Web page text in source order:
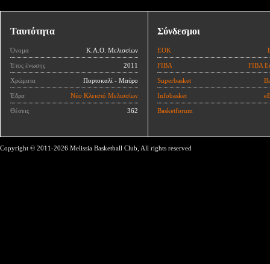
Ταυτότητα
Όνομα Κ.Α.Ο. Μελισσίων
Έτος ένωσης 2011
Χρώματα Πορτοκαλί - Μαύρο
Έδρα Νέο Κλειστό Μελισσίων
Θέσεις 362
Σύνδεσμοι
ΕΟΚ
FIBA FIBA
Superbasket
Infobasket
Basketforum
Copyright © 2011-2026 Melissia Basketball Club, All rights reserved